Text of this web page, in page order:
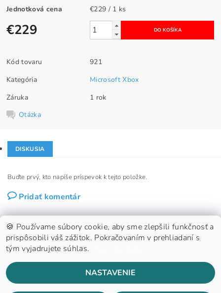
Jednotková cena €229 / 1 ks
€229
Kód tovaru
921
Kategória
Microsoft Xbox
Záruka
1 rok
Otázka
DISKUSIA
Buďte prvý, kto napíše príspevok k tejto položke.
Pridať komentár
2026 ©Konzoland s.r.o., všetky práva vyhradené
🍪 Používame súbory cookie, aby sme zlepšili funkčnosť a
prispôsobili váš zážitok. Pokračovaním v prehliadaní s
tým vyjadrujete súhlas.
NASTAVENIE